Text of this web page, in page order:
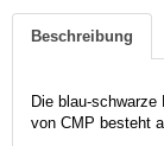
Beschreibung
Die blau-schwarze
von CMP besteht